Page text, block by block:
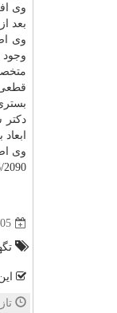
وی
بعد
وی
بستری و
دكتر
وی
2090